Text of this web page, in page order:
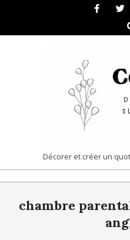
content
COCON
|
Décorer et créer un
Navigationchambre